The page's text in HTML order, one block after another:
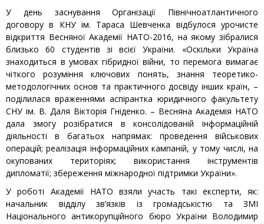
У день заснування Організації Північноатлантичного
договору в КНУ ім. Тараса Шевченка відбулося урочисте
відкриття Весняної Академії НАТО-2016, на якому зібралися
близько 60 студентів зі всієї України. «Оскільки Україна
знаходиться в умовах гібридної війни, то перемога вимагає
чіткого розуміння ключових понять, знання теоретико-
методологічних основ та практичного досвіду інших країн, –
поділилася враженнями аспірантка юридичного факультету
СНУ ім. В. Даля Вікторія Гніденко. – Весняна Академія НАТО
дала змогу розібратися в консолідованій інформаційній
діяльності в багатьох напрямах: проведення військових
операцій; реалізація інформаційних кампаній, у тому числі, на
окупованих територіях; використання інструментів
дипломатії; збереження міжнародної підтримки України».
У роботі Академії НАТО взяли участь такі експерти, як:
начальник відділу зв’язків із громадськістю та ЗМІ
Національного антикорупційного бюро України Володимир